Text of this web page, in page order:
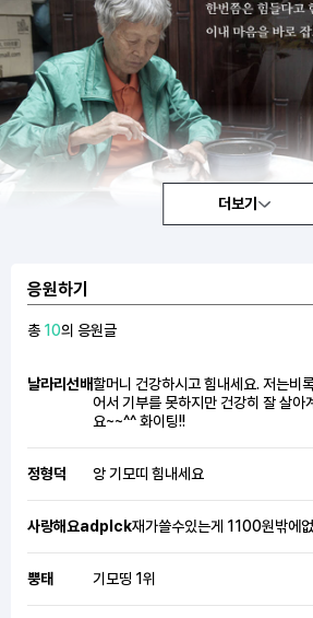
더보기
응원하기
총 10의 응원글
날라리선배할머니 건강하시고 힘내세요. 저는비
어서 기부를 못하지만 건강히 잘 살아
요~~^^ 화이팅!!
정형덕 앙 기모띠 힘내세요
사랑해요adplck재가쓸수있는게 1100원밖에
뿡태 기모띵 1위